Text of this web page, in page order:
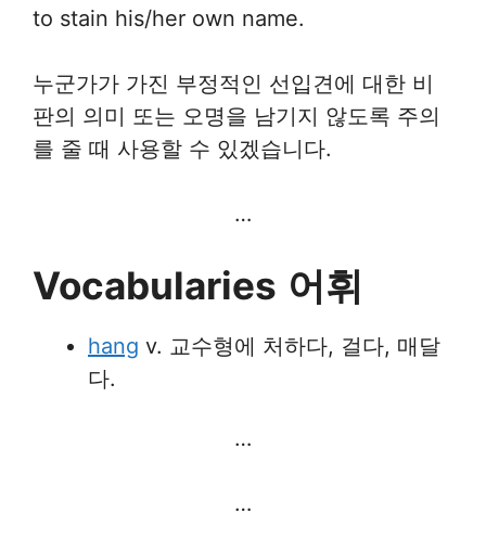
to stain his/her own name.
누군가가 가진 부정적인 선입견에 대한 비
판의 의미 또는 오명을 남기지 않도록 주의
를 줄 때 사용할 수 있겠습니다.
…
Vocabularies 어휘
hang v. 교수형에 처하다, 걸다, 매달
다.
…
…